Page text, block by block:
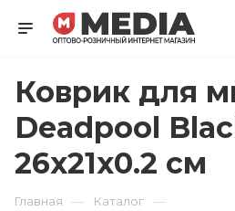
Коврик для
Deadpool
26x21x0.2 см
Главная — Каталог —